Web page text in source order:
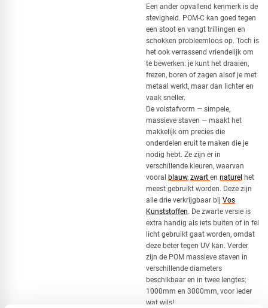
Een ander opvallend kenmerk is de
stevigheid. POM-C kan goed tegen
een stoot en vangt trillingen en
schokken probleemloos op. Toch is
het ook verrassend vriendelijk om
te bewerken: je kunt het draaien,
frezen, boren of zagen alsof je met
metaal werkt, maar dan lichter en
vaak sneller.
De volstafvorm — simpele,
massieve staven — maakt het
makkelijk om precies die
onderdelen eruit te maken die je
nodig hebt. Ze zijn er in
verschillende kleuren, waarvan
vooral blauw, zwart en naturel het
meest gebruikt worden. Deze zijn
alle drie verkrijgbaar bij Vos
Kunststoffen. De zwarte versie is
extra handig als iets buiten of in fel
licht gebruikt gaat worden, omdat
deze beter tegen UV kan. Verder
zijn de POM massieve staven in
verschillende diameters
beschikbaar en in twee lengtes:
1000mm en 3000mm, voor ieder
wat wils!